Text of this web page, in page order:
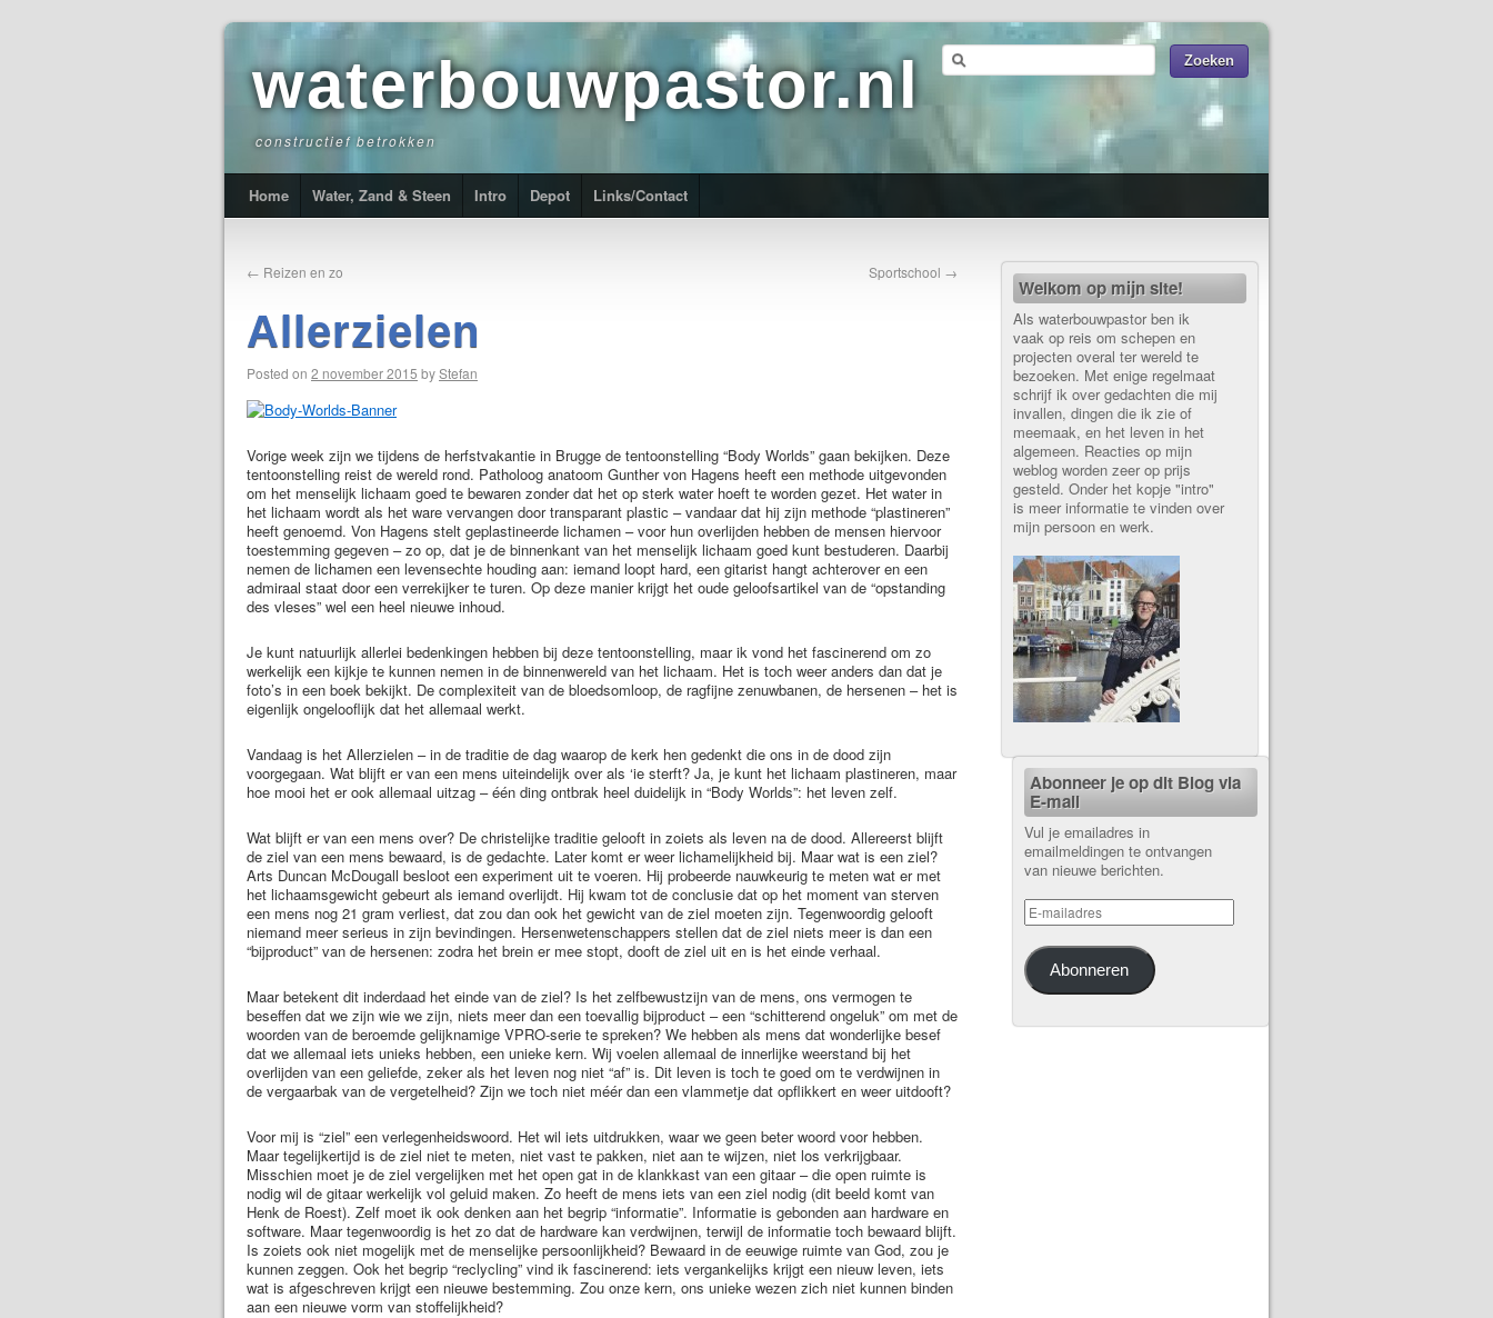
waterbouwpastor.nl
constructief betrokken
Home Water, Zand & Steen Intro Depot Links/Contact
← Reizen en zo Sportschool →
Allerzielen
Posted on 2 november 2015 byStefan
Vorige week zijn we tijdens de herfstvakantie in Brugge de tentoonstelling “Body Worlds” gaan bekijken. Deze
tentoonstelling reist de wereld rond. Patholoog anatoom Gunther von Hagens heeft een methode uitgevonden
om het menselijk lichaam goed te bewaren zonder dat het op sterk water hoeft te worden gezet. Het water in
het lichaam wordt als het ware vervangen door transparant plastic – vandaar dat hij zijn methode “plastineren”
heeft genoemd. Von Hagens stelt geplastineerde lichamen – voor hun overlijden hebben de mensen hiervoor
toestemming gegeven – zo op, dat je de binnenkant van het menselijk lichaam goed kunt bestuderen. Daarbij
nemen de lichamen een levensechte houding aan: iemand loopt hard, een gitarist hangt achterover en een
admiraal staat door een verrekijker te turen. Op deze manier krijgt het oude geloofsartikel van de “opstanding
des vleses” wel een heel nieuwe inhoud.
Je kunt natuurlijk allerlei bedenkingen hebben bij deze tentoonstelling, maar ik vond het fascinerend om zo
werkelijk een kijkje te kunnen nemen in de binnenwereld van het lichaam. Het is toch weer anders dan dat je
foto’s in een boek bekijkt. De complexiteit van de bloedsomloop, de ragfijne zenuwbanen, de hersenen – het is
eigenlijk ongelooflijk dat het allemaal werkt.
Vandaag is het Allerzielen – in de traditie de dag waarop de kerk hen gedenkt die ons in de dood zijn
voorgegaan. Wat blijft er van een mens uiteindelijk over als ‘ie sterft? Ja, je kunt het lichaam plastineren, maar
hoe mooi het er ook allemaal uitzag – één ding ontbrak heel duidelijk in “Body Worlds”: het leven zelf.
Wat blijft er van een mens over? De christelijke traditie gelooft in zoiets als leven na de dood. Allereerst blijft
de ziel van een mens bewaard, is de gedachte. Later komt er weer lichamelijkheid bij. Maar wat is een ziel?
Arts Duncan McDougall besloot een experiment uit te voeren. Hij probeerde nauwkeurig te meten wat er met
het lichaamsgewicht gebeurt als iemand overlijdt. Hij kwam tot de conclusie dat op het moment van sterven
een mens nog 21 gram verliest, dat zou dan ook het gewicht van de ziel moeten zijn. Tegenwoordig gelooft
niemand meer serieus in zijn bevindingen. Hersenwetenschappers stellen dat de ziel niets meer is dan een
“bijproduct” van de hersenen: zodra het brein er mee stopt, dooft de ziel uit en is het einde verhaal.
Maar betekent dit inderdaad het einde van de ziel? Is het zelfbewustzijn van de mens, ons vermogen te
beseffen dat we zijn wie we zijn, niets meer dan een toevallig bijproduct – een “schitterend ongeluk” om met de
woorden van de beroemde gelijknamige VPRO-serie te spreken? We hebben als mens dat wonderlijke besef
dat we allemaal iets unieks hebben, een unieke kern. Wij voelen allemaal de innerlijke weerstand bij het
overlijden van een geliefde, zeker als het leven nog niet “af” is. Dit leven is toch te goed om te verdwijnen in
de vergaarbak van de vergetelheid? Zijn we toch niet méér dan een vlammetje dat opflikkert en weer uitdooft?
Voor mij is “ziel” een verlegenheidswoord. Het wil iets uitdrukken, waar we geen beter woord voor hebben.
Maar tegelijkertijd is de ziel niet te meten, niet vast te pakken, niet aan te wijzen, niet los verkrijgbaar.
Misschien moet je de ziel vergelijken met het open gat in de klankkast van een gitaar – die open ruimte is
nodig wil de gitaar werkelijk vol geluid maken. Zo heeft de mens iets van een ziel nodig (dit beeld komt van
Henk de Roest). Zelf moet ik ook denken aan het begrip “informatie”. Informatie is gebonden aan hardware en
software. Maar tegenwoordig is het zo dat de hardware kan verdwijnen, terwijl de informatie toch bewaard blijft.
Is zoiets ook niet mogelijk met de menselijke persoonlijkheid? Bewaard in de eeuwige ruimte van God, zou je
kunnen zeggen. Ook het begrip “reclycling” vind ik fascinerend: iets vergankelijks krijgt een nieuw leven, iets
wat is afgeschreven krijgt een nieuwe bestemming. Zou onze kern, ons unieke wezen zich niet kunnen binden
aan een nieuwe vorm van stoffelijkheid?
Welkom op mijn site!
Als waterbouwpastor ben ik
vaak op reis om schepen en
projecten overal ter wereld te
bezoeken. Met enige regelmaat
schrijf ik over gedachten die mij
invallen, dingen die ik zie of
meemaak, en het leven in het
algemeen. Reacties op mijn
weblog worden zeer op prijs
gesteld. Onder het kopje "intro"
is meer informatie te vinden over
mijn persoon en werk.
Abonneer je op dit Blog via
E-mail
Vul je emailadres in
emailmeldingen te ontvangen
van nieuwe berichten.
Abonneren